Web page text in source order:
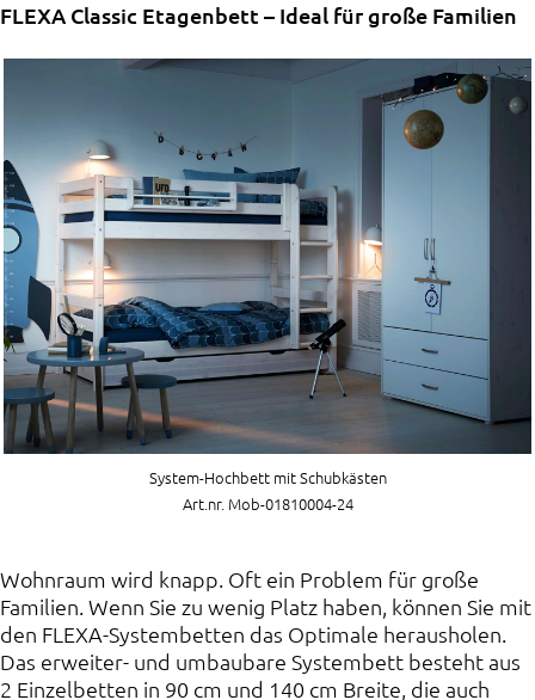
FLEXA Classic Etagenbett – Ideal für große Familien
System-Hochbett mit Schubkästen
Art.nr. Mob-01810004-24
Wohnraum wird knapp. Oft ein Problem für große
Familien. Wenn Sie zu wenig Platz haben, können Sie mit
den FLEXA-Systembetten das Optimale herausholen.
Das erweiter- und umbaubare Systembett besteht aus
2 Einzelbetten in 90 cm und 140 cm Breite, die auch